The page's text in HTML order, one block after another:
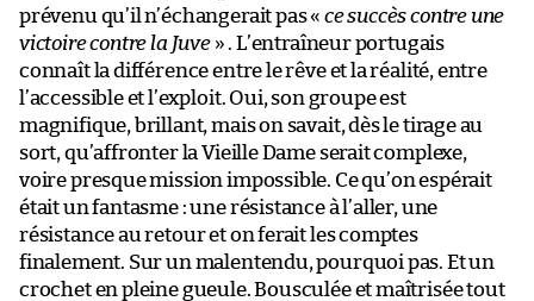
prévenu qu’il n’échangerait pas « ce succès contre une
victoire contre la Juve» . L’entraîneur portugais
connaît la différence entre le rêve et la réalité, entre
l’accessible et l’exploit. Oui, son groupe est
magnifique, brillant, mais on savait, dès le tirage au
sort, qu’affronter la Vieille Dame serait complexe,
voire presque mission impossible. Ce qu’on espérait
était un fantasme : une résistance à l’aller, une
résistance au retour et on ferait les comptes
finalement. Sur un malentendu, pourquoi pas. Et un
crochet en pleine gueule. Bousculée et maîtrisée tout